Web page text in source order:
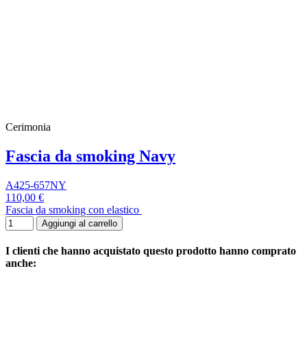
Cerimonia
Fascia da smoking Navy
A425-657NY
110,00 €
Fascia da smoking con elastico
Aggiungi al carrello
I clienti che hanno acquistato questo prodotto hanno comprato
anche: